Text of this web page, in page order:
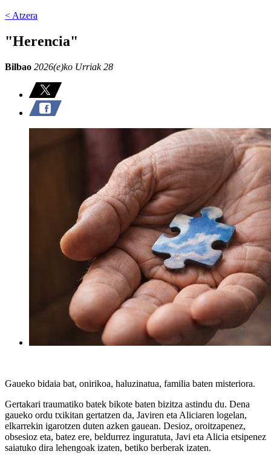
< Atzera
"Herencia"
Bilbao 2026(e)ko Urriak 28
Gaueko bidaia bat, onirikoa, haluzinatua, familia baten misteriora.
Gertakari traumatiko batek bikote baten bizitza astindu du. Dena
gaueko ordu txikitan gertatzen da, Javiren eta Aliciaren logelan,
elkarrekin igarotzen duten azken gauean. Desioz, oroitzapenez,
obsesioz eta, batez ere, beldurrez inguratuta, Javi eta Alicia etsipenez
saiatuko dira lehengoak izaten, betiko berberak izaten.